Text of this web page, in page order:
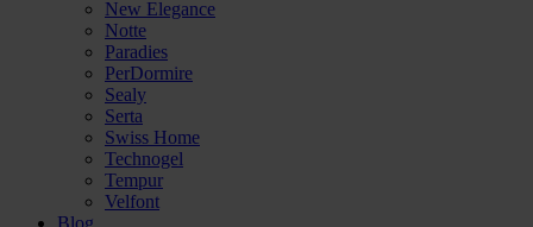
New Elegance
Notte
Paradies
PerDormire
Sealy
Serta
Swiss Home
Technogel
Tempur
Velfont
Blog